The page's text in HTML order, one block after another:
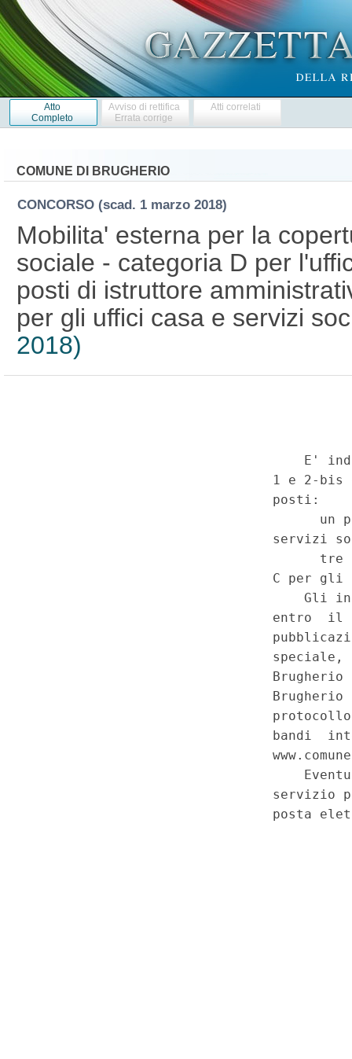
Atto
Completo
Avviso di rettifica
Errata corrige
Atti correlati
COMUNE DI BRUGHERIO
CONCORSO (scad. 1 marzo 2018)
Mobilita' esterna per la
sociale - categoria D per
posti di istruttore
per gli uffici casa e servizi
2018)